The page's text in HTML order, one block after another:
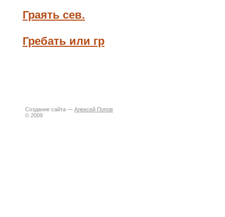
Граять сев.
Гребать или гр
Создание сайта — Алексей Попов
© 2009